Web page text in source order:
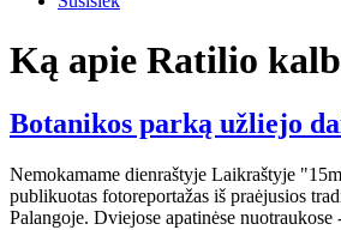
Ką apie Ratilio
Botanikos parką užliejo
Nemokamame dienraštyje Laikraštyje
publikuotas fotoreportažas iš praėjusios
Palangoje. Dviejose apatinėse nuotraukose